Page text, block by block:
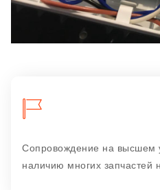
Сопровождение на высшем
наличию многих запчастей